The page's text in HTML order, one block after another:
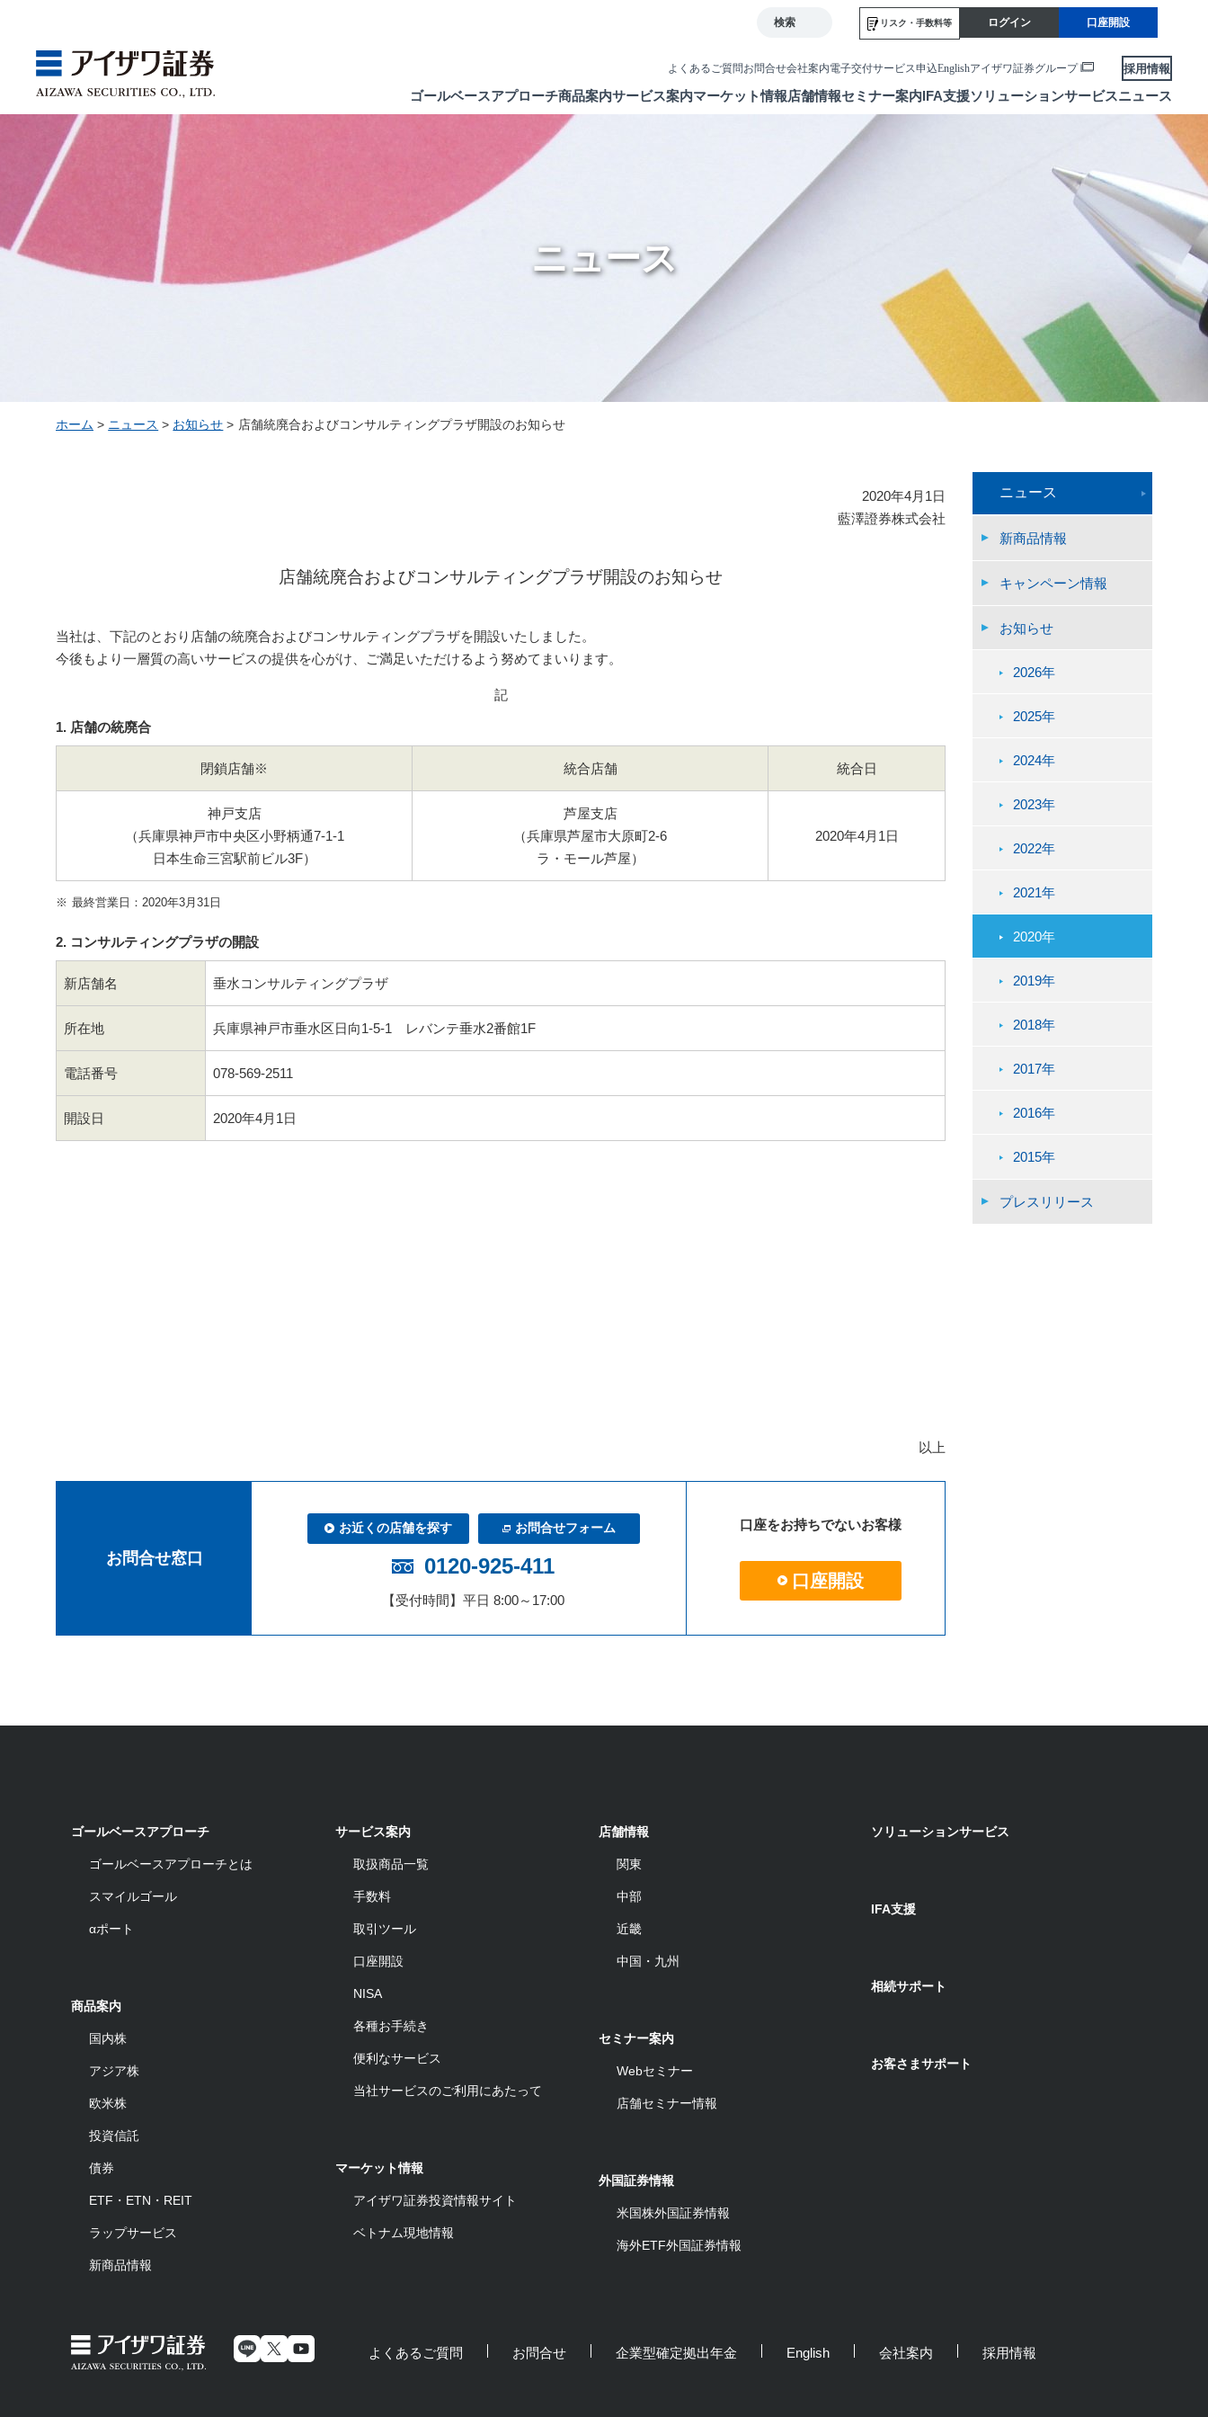
検索 リスク・ 手数料等 ログイン 口座開設
よくあるご質問お問合せ会社案内電子交付サービス申込Englishアイザワ証券グループ 採用情報
ゴールベースアプローチ
GBA
ゴールベースアプローチ
商品案内
Products
投資信託
債券
新商品情報
サービス案内
Service
マーケット情報
Market
店舗情報
Store
中国・九州
セミナー案内
Seminar
IFA支援ソリューションサービスニュース
ニュース
ホーム > ニュース > お知らせ > 店舗統廃合およびコンサルティングプラザ開設のお知らせ
2020年4月1日
藍澤證券株式会社
店舗統廃合およびコンサルティングプラザ開設のお知らせ
当社は、下記のとおり店舗の統廃合およびコンサルティングプラザを開設いたしました。
今後もより一層質の高いサービスの提供を心がけ、ご満足いただけるよう努めてまいります。
記
1. 店舗の統廃合
閉鎖店舗※ 統合店舗 統合日
神戸支店
（兵庫県神戸市中央区小野柄通7-1-1
日本生命三宮駅前ビル3F）
芦屋支店
（兵庫県芦屋市大原町2-6
ラ・モール芦屋）
2020年4月1日
※ 最終営業日：2020年3月31日
2. コンサルティングプラザの開設
新店舗名 垂水コンサルティングプラザ
所在地 兵庫県神戸市垂水区日向1-5-1 レバンテ垂水2番館1F
電話番号 078-569-2511
開設日 2020年4月1日
以上
お問合せ窓口
お近くの店舗を探す お問合せフォーム
0120-925-411
【受付時間】平日 8:00～17:00
口座をお持ちでないお客様
口座開設
ニュース
新商品情報
キャンペーン情報
お知らせ
2026年
2025年
2024年
2023年
2022年
2021年
2020年
2019年
2018年
2017年
2016年
2015年
プレスリリース
ゴールベースアプローチ
ゴールベースアプローチとは
スマイルゴール
αポート
商品案内
国内株
アジア株
欧米株
投資信託
債券
ETF・ETN・REIT
ラップサービス
新商品情報
サービス案内
取扱商品一覧
手数料
取引ツール
口座開設
NISA
各種お手続き
便利なサービス
当社サービスのご利用にあたって
マーケット情報
アイザワ証券投資情報サイト
ベトナム現地情報
店舗情報
関東
中部
近畿
中国・九州
セミナー案内
Webセミナー
店舗セミナー情報
外国証券情報
米国株外国証券情報
海外ETF外国証券情報
ソリューションサービス
IFA支援
相続サポート
お客さまサポート
よくあるご質問 お問合せ 企業型確定拠出年金 English 会社案内 採用情報